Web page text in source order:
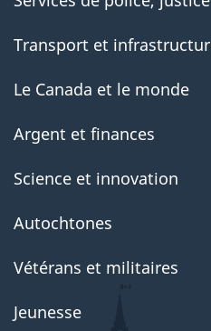
Transport et
Le Canada et le monde
Argent et finances
Science et innovation
Autochtones
Vétérans et militaires
Jeunesse